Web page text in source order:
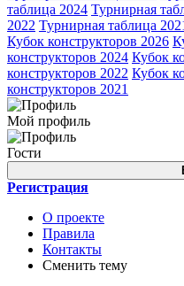
таблица 2024 Турнирная
2022 Турнирная таблица
Кубок конструкторов 2026
конструкторов 2024 Кубок
конструкторов 2022 Кубок
конструкторов 2021
Мой профиль
Гости
Регистрация
О проекте
Правила
Контакты
Сменить тему